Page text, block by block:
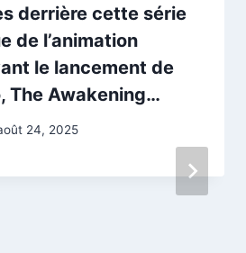
derrière cette série
de l’animation
le lancement de
The Awakening…
24, 2025